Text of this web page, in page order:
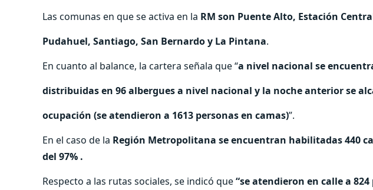
Las comunas en que se activa en la RM son Puente Alto, Estación
Pudahuel, Santiago, San Bernardo y La Pintana.
En cuanto al balance, la cartera señala que “a nivel nacional se
distribuidas en 96 albergues a nivel nacional y la noche anterior se
ocupación (se atendieron a 1613 personas en camas)”.
En el caso de la Región Metropolitana se encuentran habilitadas 440
del 97% .
Respecto a las rutas sociales, se indicó que“se atendieron en calle a